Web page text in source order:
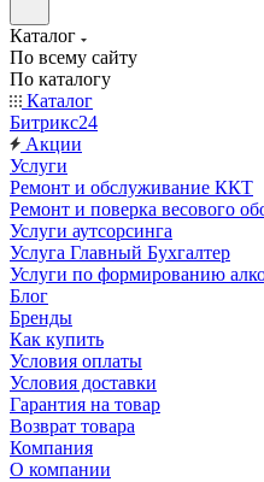
Каталог
По всему сайту
По каталогу
Каталог
Битрикс24
Акции
Услуги
Ремонт и обслуживание ККТ
Ремонт и поверка весового
Услуги аутсорсинга
Услуга Главный Бухгалтер
Услуги по формированию
Блог
Бренды
Как купить
Условия оплаты
Условия доставки
Гарантия на товар
Возврат товара
Компания
О компании